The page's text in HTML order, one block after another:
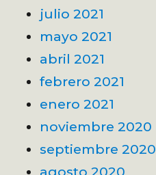
julio 2021
mayo 2021
abril 2021
febrero 2021
enero 2021
noviembre 2020
septiembre 2020
agosto 2020